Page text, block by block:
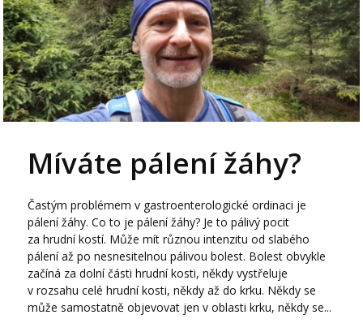
Míváte pálení žáhy?
Častým problémem v gastroenterologické ordinaci je
pálení žáhy. Co to je pálení žáhy? Je to pálivý pocit
za hrudní kostí. Může mít různou intenzitu od slabého
pálení až po nesnesitelnou pálivou bolest. Bolest obvykle
začíná za dolní části hrudní kosti, někdy vystřeluje
v rozsahu celé hrudní kosti, někdy až do krku. Někdy se
může samostatně objevovat jen v oblasti krku, někdy se...